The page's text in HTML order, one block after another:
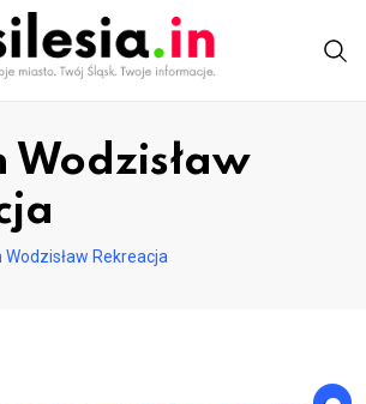
Wodzisław
Rekreacja